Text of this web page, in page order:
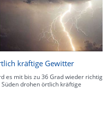
kräftige Gewitter
es mit bis zu 36 Grad wieder richtig
drohen örtlich kräftige